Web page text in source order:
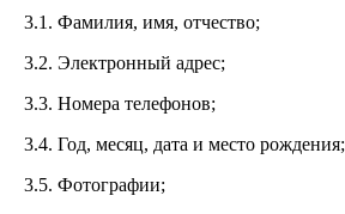
3.1. Фамилия, имя, отчество;
3.2. Электронный адрес;
3.3. Номера телефонов;
3.4. Год, месяц, дата и место рождения;
3.5. Фотографии;